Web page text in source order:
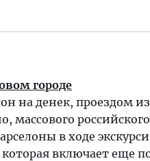
городе
на денек, проездом
массового
в ходе
включает еще